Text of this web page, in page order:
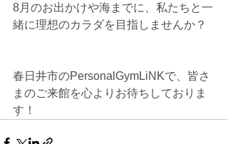
8月のお出かけや海までに、私たちと一
緒に理想のカラダを目指しませんか？
春日井市のPersonalGymLiNKで、皆さ
まのご来館を心よりお待ちしておりま
す！